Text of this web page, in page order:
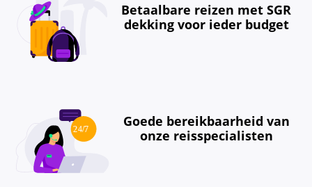
Betaalbare reizen met SGR
dekking voor ieder budget
Goede bereikbaarheid van
onze reisspecialisten